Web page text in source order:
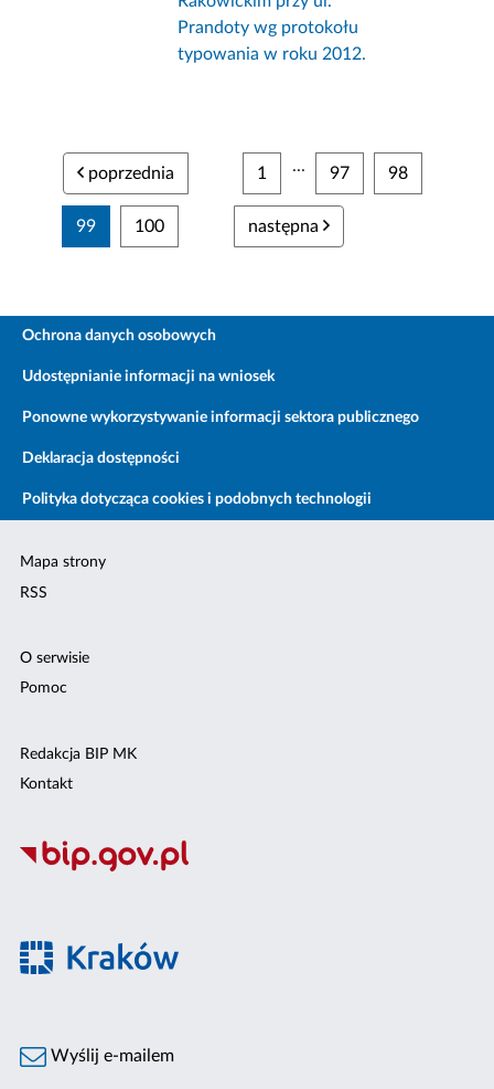
Prandoty wg protokołu
typowania w roku 2012.
poprzednia 1 ... 97 98
99 100 następna
Ochrona danych osobowych
Udostępnianie informacji na wniosek
Ponowne wykorzystywanie informacji sektora publicznego
Deklaracja dostępności
Polityka dotycząca cookies i podobnych technologii
Mapa strony
RSS
O serwisie
Pomoc
Redakcja BIP MK
Kontakt
Wyślij e-mailem